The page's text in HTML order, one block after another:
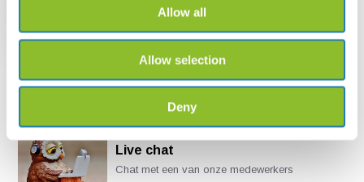
Allow all
Allow selection
Deny
€ 25,03
Live chat
Chat met een van onze medewerkers